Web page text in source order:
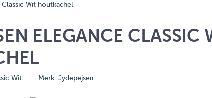
Wit houtkachel
ELEGANCE CLASSIC
Wit Merk: Jydepejsen